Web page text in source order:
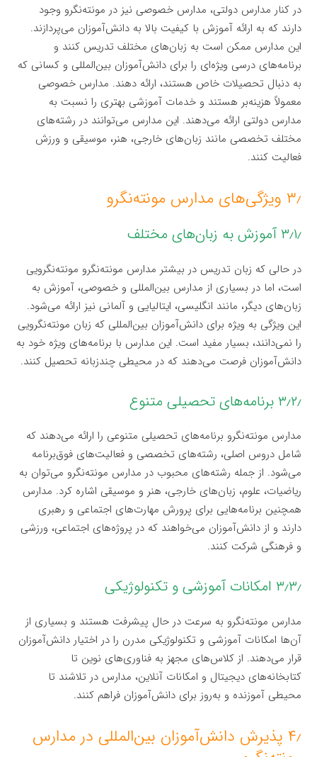
در کنار مدارس دولتی، مدارس خصوصی نیز در مونته‌نگرو وجود
دارند که به ارائه آموزش با کیفیت بالا به دانش‌آموزان می‌پردازند.
این مدارس ممکن است به زبان‌های مختلف تدریس کنند و
برنامه‌های درسی ویژه‌ای را برای دانش‌آموزان بین‌المللی و کسانی که
به دنبال تحصیلات خاص هستند، ارائه دهند. مدارس خصوصی
معمولاً هزینه‌بر هستند و خدمات آموزشی بهتری را نسبت به
مدارس دولتی ارائه می‌دهند. این مدارس می‌توانند در رشته‌های
مختلف تخصصی مانند زبان‌های خارجی، هنر، موسیقی و ورزش
فعالیت کنند.
۳٫ ویژگی‌های مدارس مونته‌نگرو
۳٫۱٫ آموزش به زبان‌های مختلف
در حالی که زبان تدریس در بیشتر مدارس مونته‌نگرو مونته‌نگرویی
است، اما در بسیاری از مدارس بین‌المللی و خصوصی، آموزش به
زبان‌های دیگر، مانند انگلیسی، ایتالیایی و آلمانی نیز ارائه می‌شود.
این ویژگی به ویژه برای دانش‌آموزان بین‌المللی که زبان مونته‌نگرویی
را نمی‌دانند، بسیار مفید است. این مدارس با برنامه‌های ویژه خود به
دانش‌آموزان فرصت می‌دهند که در محیطی چندزبانه تحصیل کنند.
۳٫۲٫ برنامه‌های تحصیلی متنوع
مدارس مونته‌نگرو برنامه‌های تحصیلی متنوعی را ارائه می‌دهند که
شامل دروس اصلی، رشته‌های تخصصی و فعالیت‌های فوق‌برنامه
می‌شود. از جمله رشته‌های محبوب در مدارس مونته‌نگرو می‌توان به
ریاضیات، علوم، زبان‌های خارجی، هنر و موسیقی اشاره کرد. مدارس
همچنین برنامه‌هایی برای پرورش مهارت‌های اجتماعی و رهبری
دارند و از دانش‌آموزان می‌خواهند که در پروژه‌های اجتماعی، ورزشی
و فرهنگی شرکت کنند.
۳٫۳٫ امکانات آموزشی و تکنولوژیکی
مدارس مونته‌نگرو به سرعت در حال پیشرفت هستند و بسیاری از
آن‌ها امکانات آموزشی و تکنولوژیکی مدرن را در اختیار دانش‌آموزان
قرار می‌دهند. از کلاس‌های مجهز به فناوری‌های نوین تا
کتابخانه‌های دیجیتال و امکانات آنلاین، مدارس در تلاشند تا
محیطی آموزنده و به‌روز برای دانش‌آموزان فراهم کنند.
۴٫ پذیرش دانش‌آموزان بین‌المللی در مدارس